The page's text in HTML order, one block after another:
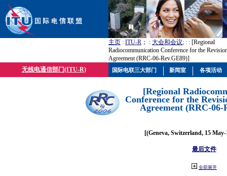
主页 : ITU-R ； : 大会和会议; : : [Regional
Radiocommunication Conference for the
Agreement (RRC-06-Rev.GE89)]
无线电通信部门(ITU-R)
[Regional
Conference for the
Agreement (RRC-06-
[(Geneva, Switzerland, 15
最后文件
全部展开
国际电联三大部门 新闻室 各项活动